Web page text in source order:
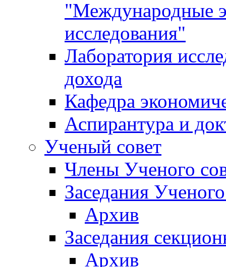
"Международные
исследования"
Лаборатория
дохода
Кафедра
Аспирантура и
Ученый совет
Члены Ученого
Заседания
Архив
Заседания
Архив